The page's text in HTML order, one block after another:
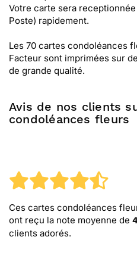
Votre carte sera
Poste) rapidement.
Les 70 cartes condoléances
Facteur sont imprimées sur
de grande qualité.
Avis de nos clients
condoléances fleurs
Ces cartes condoléances
ont reçu la note moyenne de
clients adorés.